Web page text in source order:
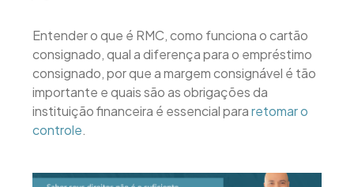
Entender o que é RMC, como funciona o cartão
consignado, qual a diferença para o empréstimo
consignado, por que a margem consignável é tão
importante e quais são as obrigações da
instituição financeira é essencial pararetomar o
controle.